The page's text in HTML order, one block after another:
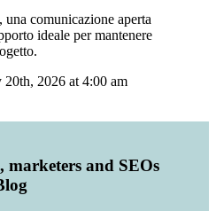
comunicazione aperta
ideale per mantenere
20th, 2026 at 4:00 am
marketers and SEOs